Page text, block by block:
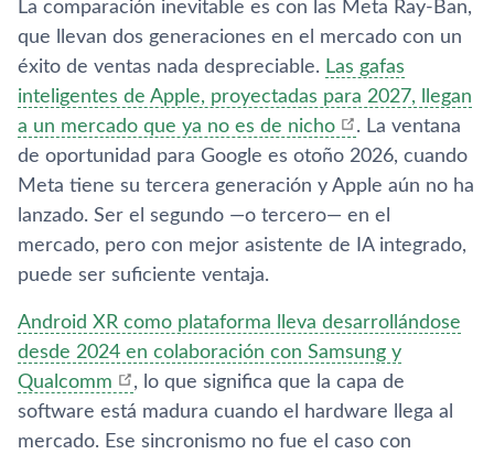
La comparación inevitable es con las Meta Ray-Ban,
que llevan dos generaciones en el mercado con un
éxito de ventas nada despreciable. Las gafas
inteligentes de Apple, proyectadas para 2027, llegan
a un mercado que ya no es de nicho
. La ventana
de oportunidad para Google es otoño 2026, cuando
Meta tiene su tercera generación y Apple aún no ha
lanzado. Ser el segundo —o tercero— en el
mercado, pero con mejor asistente de IA integrado,
puede ser suficiente ventaja.
Android XR como plataforma lleva desarrollándose
desde 2024 en colaboración con Samsung y
Qualcomm
, lo que significa que la capa de
software está madura cuando el hardware llega al
mercado. Ese sincronismo no fue el caso con